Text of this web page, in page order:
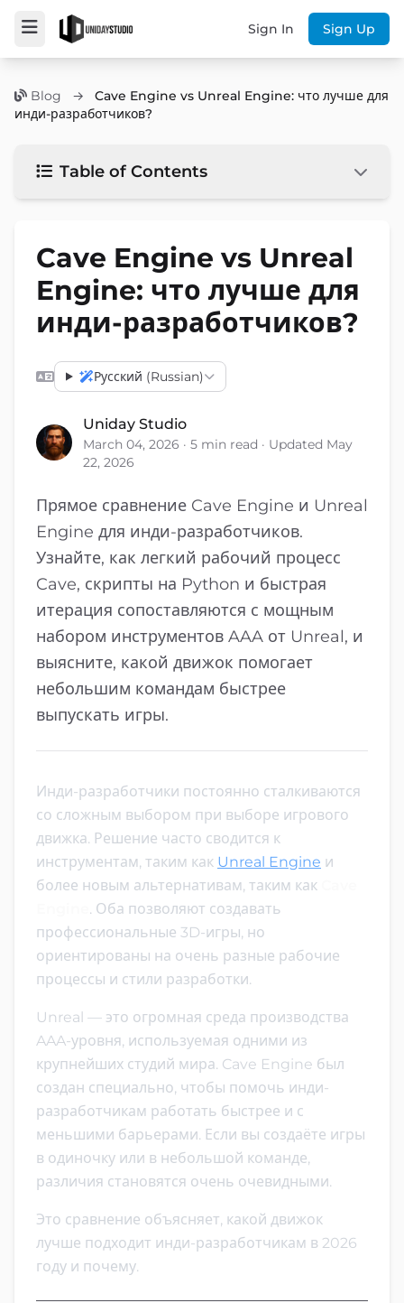
Sign In Sign Up
Blog →
Cave Engine vs Unreal Engine: что лучше для
инди-разработчиков?
Table of Contents
Cave Engine vs Unreal
Engine: что лучше для
инди-разработчиков?
Русский (Russian)
Uniday Studio
March 04, 2026 · 5 min read · Updated May
22, 2026
Прямое сравнение Cave Engine и Unreal
Engine для инди-разработчиков.
Узнайте, как легкий рабочий процесс
Cave, скрипты на Python и быстрая
итерация сопоставляются с мощным
набором инструментов AAA от Unreal, и
выясните, какой движок помогает
небольшим командам быстрее
выпускать игры.
Инди-разработчики постоянно сталкиваются
со сложным выбором при выборе игрового
движка. Решение часто сводится к
инструментам, таким как Unreal Engine и
более новым альтернативам, таким как
. Оба позволяют создавать
профессиональные 3D-игры, но
ориентированы на очень разные рабочие
процессы и стили разработки.
Unreal — это огромная среда производства
AAA-уровня, используемая одними из
крупнейших студий мира. Cave Engine был
создан специально, чтобы помочь инди-
разработчикам работать быстрее и с
меньшими барьерами. Если вы создаёте игры
в одиночку или в небольшой команде,
различия становятся очень очевидными.
Это сравнение объясняет, какой движок
лучше подходит инди-разработчикам в 2026
году и почему.